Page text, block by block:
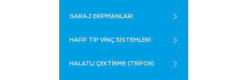
GARAJ EKİPMANLARI
HAFİF TİP VİNÇ SİSTEMLERİ
HALATLI ÇEKTİRME (TRİFOR)